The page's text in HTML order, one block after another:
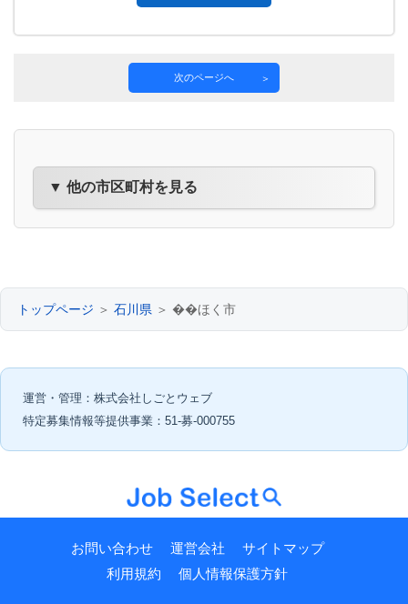
次のページへ
▼ 他の市区町村を見る
トップページ ＞ 石川県 ＞ ��ほく市
運営・管理：株式会社しごとウェブ
特定募集情報等提供事業：51-募-000755
お問い合わせ 運営会社
サイトマップ
利用規約
個人情報保護方針